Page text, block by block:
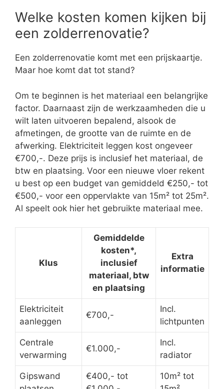
Welke kosten komen kijken bij
een zolderrenovatie?
Een zolderrenovatie komt met een prijskaartje.
Maar hoe komt dat tot stand?
Om te beginnen is het materiaal een belangrijke
factor. Daarnaast zijn de werkzaamheden die u
wilt laten uitvoeren bepalend, alsook de
afmetingen, de grootte van de ruimte en de
afwerking. Elektriciteit leggen kost ongeveer
€700,-. Deze prijs is inclusief het materiaal, de
btw en plaatsing. Voor een nieuwe vloer rekent
u best op een budget van gemiddeld €250,- tot
€500,- voor een oppervlakte van 15m² tot 25m².
Al speelt ook hier het gebruikte materiaal mee.
Klus
Gemiddelde
kosten*,
inclusief
materiaal, btw
en plaatsing
Extra
informatie
Elektriciteit
aanleggen
€700,-
Incl.
lichtpunten
Centrale
verwarming
€1.000,-
Incl.
radiator
Gipswand
€400,- tot
10m² tot